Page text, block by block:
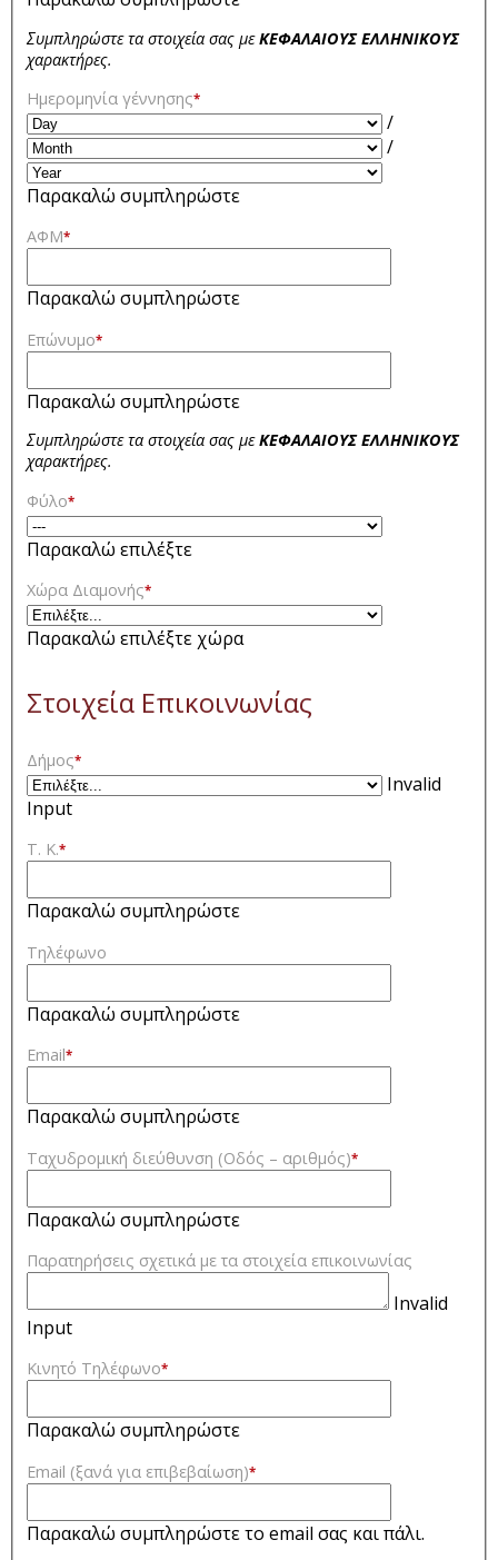
Συμπληρώστε τα στοιχεία σας μεΚΕΦΑΛΑΙΟΥΣ ΕΛΛΗΝΙΚΟΥΣ
χαρακτήρες.
Ημερομηνία γέννησης*
/
/
Παρακαλώ συμπληρώστε
ΑΦΜ*
Παρακαλώ συμπληρώστε
Επώνυμο*
Παρακαλώ συμπληρώστε
Συμπληρώστε τα στοιχεία σας μεΚΕΦΑΛΑΙΟΥΣ ΕΛΛΗΝΙΚΟΥΣ
χαρακτήρες.
Φύλο*
Παρακαλώ επιλέξτε
Χώρα Διαμονής*
Παρακαλώ επιλέξτε χώρα
Στοιχεία Επικοινωνίας
Δήμος*
Invalid
Input
Τ. Κ.*
Παρακαλώ συμπληρώστε
Τηλέφωνο
Παρακαλώ συμπληρώστε
Email*
Παρακαλώ συμπληρώστε
Ταχυδρομική διεύθυνση (Οδός – αριθμός)*
Παρακαλώ συμπληρώστε
Παρατηρήσεις σχετικά με τα στοιχεία επικοινωνίας
Invalid
Input
Κινητό Τηλέφωνο*
Παρακαλώ συμπληρώστε
Email (ξανά για επιβεβαίωση)*
Παρακαλώ συμπληρώστε το email σας και πάλι.